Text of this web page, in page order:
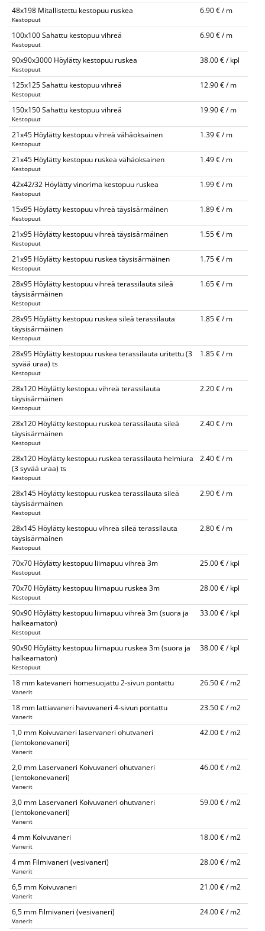
48x198 Mitallistettu kestopuu ruskea
Kestopuut
6.90 € / m
100x100 Sahattu kestopuu vihreä
Kestopuut
6.90 € / m
90x90x3000 Höylätty kestopuu ruskea
Kestopuut
38.00 € / kpl
125x125 Sahattu kestopuu vihreä
Kestopuut
12.90 € / m
150x150 Sahattu kestopuu vihreä
Kestopuut
19.90 € / m
21x45 Höylätty kestopuu vihreä vähäoksainen
Kestopuut
1.39 € / m
21x45 Höylätty kestopuu ruskea vähäoksainen
Kestopuut
1.49 € / m
42x42/32 Höylätty vinorima kestopuu ruskea
Kestopuut
1.99 € / m
15x95 Höylätty kestopuu vihreä täysisärmäinen
Kestopuut
1.89 € / m
21x95 Höylätty kestopuu vihreä täysisärmäinen
Kestopuut
1.55 € / m
21x95 Höylätty kestopuu ruskea täysisärmäinen
Kestopuut
1.75 € / m
28x95 Höylätty kestopuu vihreä terassilauta sileä
täysisärmäinen
Kestopuut
1.65 € / m
28x95 Höylätty kestopuu ruskea sileä terassilauta
täysisärmäinen
Kestopuut
1.85 € / m
28x95 Höylätty kestopuu ruskea terassilauta uritettu (3
syvää uraa) ts
Kestopuut
1.85 € / m
28x120 Höylätty kestopuu vihreä terassilauta
täysisärmäinen
Kestopuut
2.20 € / m
28x120 Höylätty kestopuu ruskea terassilauta sileä
täysisärmäinen
Kestopuut
2.40 € / m
28x120 Höylätty kestopuu ruskea terassilauta helmiura
(3 syvää uraa) ts
Kestopuut
2.40 € / m
28x145 Höylätty kestopuu ruskea terassilauta sileä
täysisärmäinen
Kestopuut
2.90 € / m
28x145 Höylätty kestopuu vihreä sileä terassilauta
täysisärmäinen
Kestopuut
2.80 € / m
70x70 Höylätty kestopuu liimapuu vihreä 3m
Kestopuut
25.00 € / kpl
70x70 Höylätty kestopuu liimapuu ruskea 3m
Kestopuut
28.00 € / kpl
90x90 Höylätty kestopuu liimapuu vihreä 3m (suora ja
halkeamaton)
Kestopuut
33.00 € / kpl
90x90 Höylätty kestopuu liimapuu ruskea 3m (suora ja
halkeamaton)
Kestopuut
38.00 € / kpl
18 mm katevaneri homesuojattu 2-sivun pontattu
Vanerit
26.50 € / m2
18 mm lattiavaneri havuvaneri 4-sivun pontattu
Vanerit
23.50 € / m2
1,0 mm Koivuvaneri laservaneri ohutvaneri
(lentokonevaneri)
Vanerit
42.00 € / m2
2,0 mm Laservaneri Koivuvaneri ohutvaneri
(lentokonevaneri)
Vanerit
46.00 € / m2
3,0 mm Laservaneri Koivuvaneri ohutvaneri
(lentokonevaneri)
Vanerit
59.00 € / m2
4 mm Koivuvaneri
Vanerit
18.00 € / m2
4 mm Filmivaneri (vesivaneri)
Vanerit
28.00 € / m2
6,5 mm Koivuvaneri
Vanerit
21.00 € / m2
6,5 mm Filmivaneri (vesivaneri)
Vanerit
24.00 € / m2